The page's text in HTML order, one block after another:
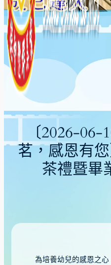
〔2026-
茗，感恩有
茶禮暨畢
為培養幼兒的感恩之